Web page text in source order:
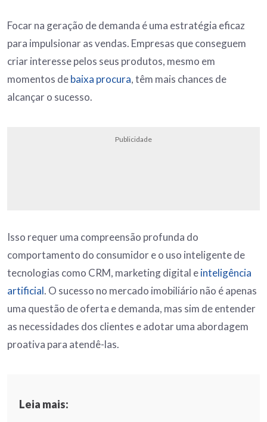
Focar na geração de demanda é uma estratégia eficaz
para impulsionar as vendas. Empresas que conseguem
criar interesse pelos seus produtos, mesmo em
momentos debaixa procura, têm mais chances de
alcançar o sucesso.
Publicidade
Isso requer uma compreensão profunda do
comportamento do consumidor e o uso inteligente de
tecnologias como CRM, marketing digital einteligência
artificial. O sucesso no mercado imobiliário não é apenas
uma questão de oferta e demanda, mas sim de entender
as necessidades dos clientes e adotar uma abordagem
proativa para atendê-las.
Leia mais: